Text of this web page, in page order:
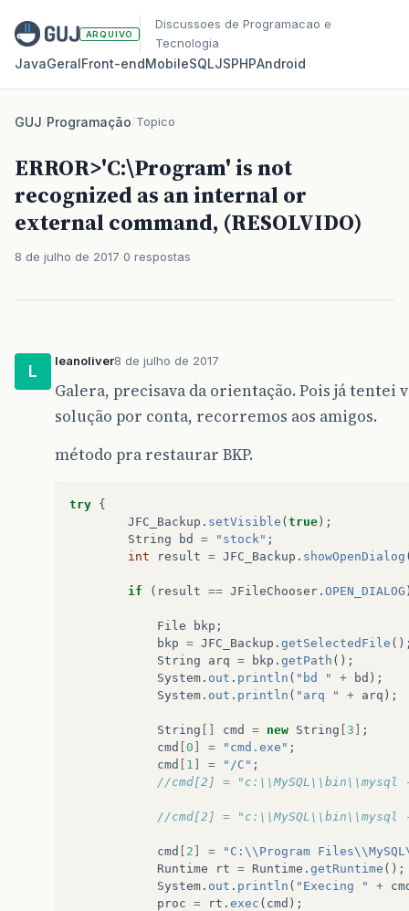
ARQUIVO
Discussoes de Programacao e
Tecnologia
JavaGeralFront‑endMobileSQLJSPHPAndroid
GUJ/Programação/Topico
ERROR>'C:\Program' is not
recognized as an internal or
external command, (RESOLVIDO)
8 de julho de 2017 0 respostas
L
leanoliver8 de julho de 2017
Galera, precisava da orientação. Pois já tentei
solução por conta, recorremos aos amigos.
método pra restaurar BKP.
try {
JFC_Backup . setVisible ( true );
String
bd = "stock" ;
int
result = JFC_Backup . showOpenDialog
if ( result == JFileChooser . OPEN_DIALOG
File bkp ;
bkp = JFC_Backup . getSelectedFile
String
arq = bkp . getPath ();
System . out . println ( "bd " + bd );
System . out . println ( "arq " + arq );
String cmd = new String 3
;
cmd
0 = "cmd.exe" ;
cmd
1 = "/C" ;
//cmd[2] =
//cmd[2] =
cmd 2 =
"C:\\Program
Runtime
rt = Runtime . getRuntime ();
System . out . println ( "Execing " +
proc = rt . exec ( cmd );